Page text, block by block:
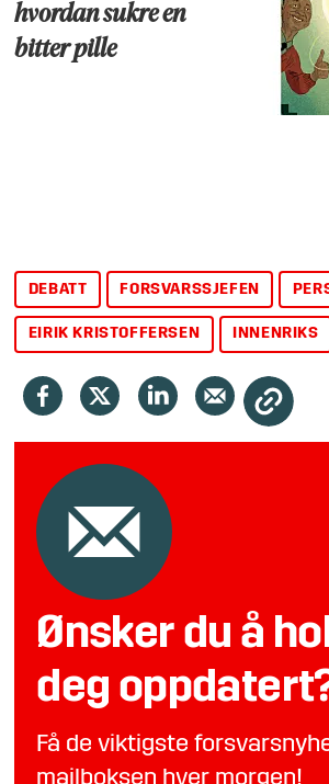
hvordan sukre en
bitter pille
DEBATT FORSVARSSJEFEN
EIRIK KRISTOFFERSEN INNENRIKS
Ønsker du å
deg
Få de viktigste